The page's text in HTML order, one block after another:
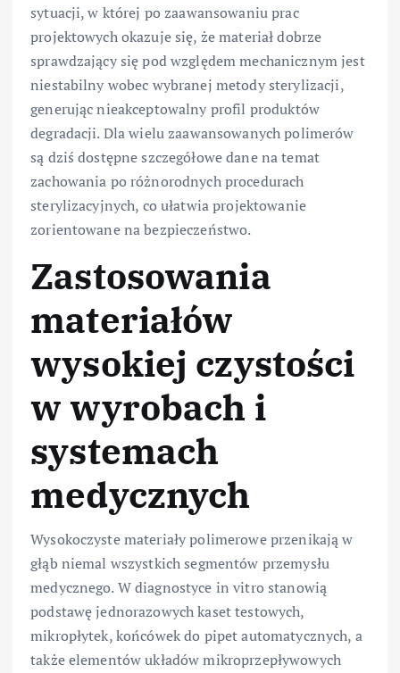
sytuacji, w której po zaawansowaniu prac
projektowych okazuje się, że materiał dobrze
sprawdzający się pod względem mechanicznym jest
niestabilny wobec wybranej metody sterylizacji,
generując nieakceptowalny profil produktów
degradacji. Dla wielu zaawansowanych polimerów
są dziś dostępne szczegółowe dane na temat
zachowania po różnorodnych procedurach
sterylizacyjnych, co ułatwia projektowanie
zorientowane na bezpieczeństwo.
Zastosowania
materiałów
wysokiej czystości
w wyrobach i
systemach
medycznych
Wysokoczyste materiały polimerowe przenikają w
głąb niemal wszystkich segmentów przemysłu
medycznego. W diagnostyce in vitro stanowią
podstawę jednorazowych kaset testowych,
mikropłytek, końcówek do pipet automatycznych, a
także elementów układów mikroprzepływowych